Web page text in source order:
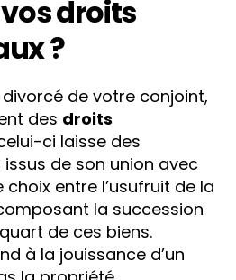
droits
?
divorcé de votre conjoint,
des droits
ci laisse des
de son union avec
entre l’usufruit de la
la succession
de ces biens.
à la jouissance d’un